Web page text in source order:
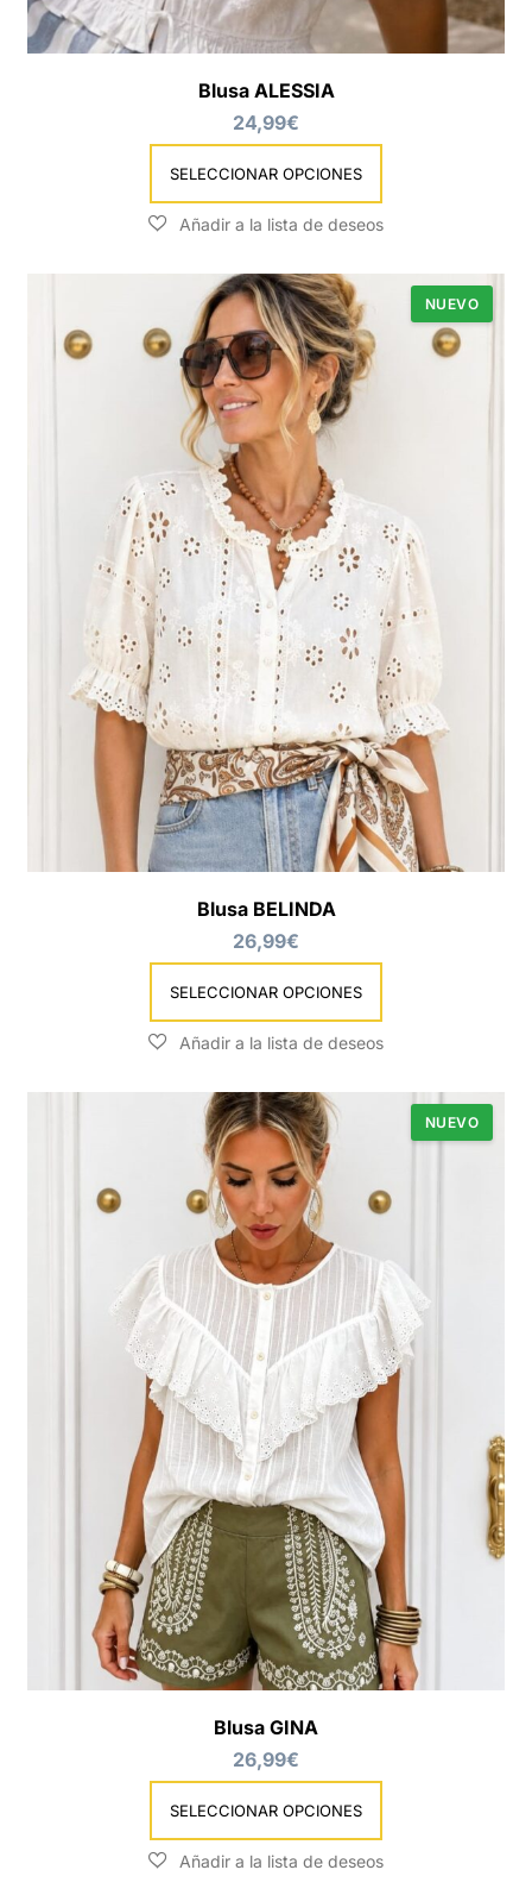
Blusa ALESSIA
24,99€
SELECCIONAR OPCIONES
NUEVO
Blusa BELINDA
26,99€
SELECCIONAR OPCIONES
NUEVO
Blusa GINA
26,99€
SELECCIONAR OPCIONES